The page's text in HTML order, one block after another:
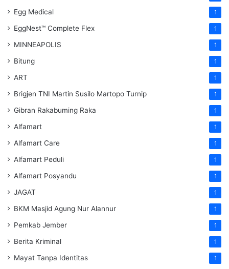
Egg Medical 1
EggNest™ Complete Flex 1
MINNEAPOLIS 1
Bitung 1
ART 1
Brigjen TNI Martin Susilo Martopo Turnip 1
Gibran Rakabuming Raka 1
Alfamart 1
Alfamart Care 1
Alfamart Peduli 1
Alfamart Posyandu 1
JAGAT 1
BKM Masjid Agung Nur Alannur 1
Pemkab Jember 1
Berita Kriminal 1
Mayat Tanpa Identitas 1